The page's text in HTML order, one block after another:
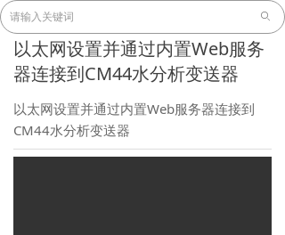
ꄙ
以太网设置并通过内置Web服务
器连接到CM44水分析变送器
以太网设置并通过内置Web服务器连接到
CM44水分析变送器